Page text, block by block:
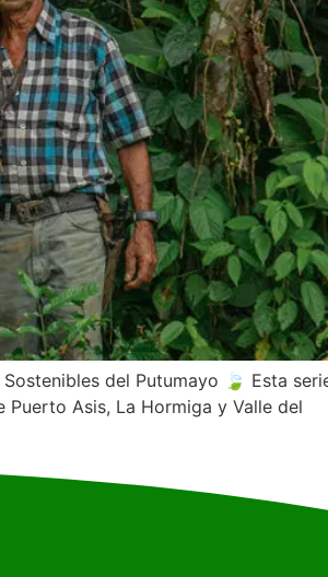
del Putumayo 🍃 Esta
Asis, La Hormiga y Valle del